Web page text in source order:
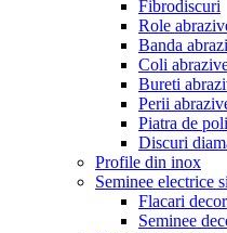
Fibrodiscuri
Role
Banda
Coli
Bureti
Perii
Piatra de
Discuri
Profile din inox
Seminee electrice
Flacari
Seminee